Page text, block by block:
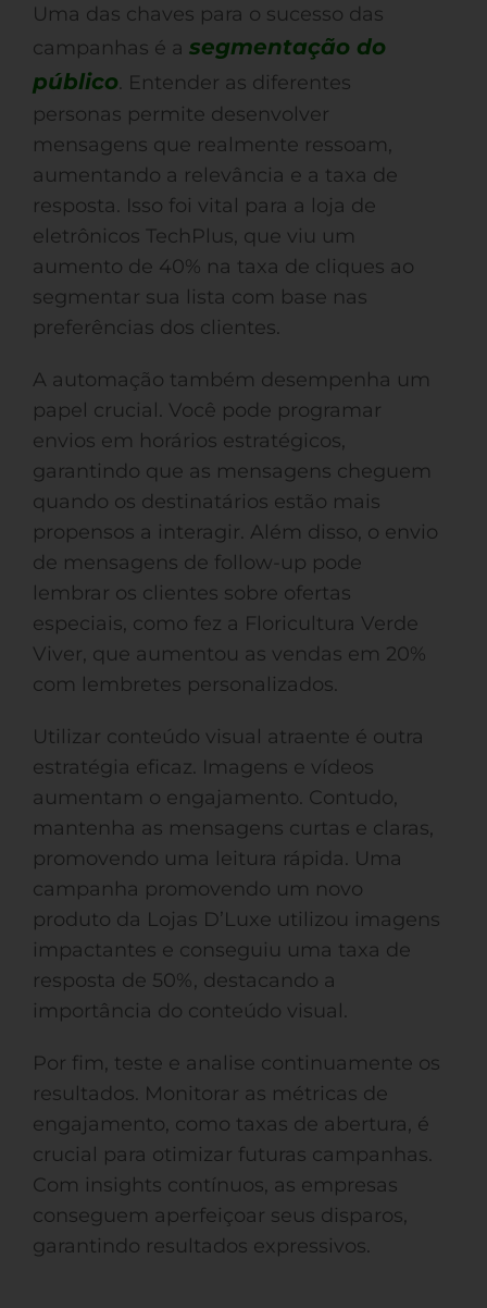
Uma das chaves para o sucesso das
campanhas é a segmentação do
público. Entender as diferentes
personas permite desenvolver
mensagens que realmente ressoam,
aumentando a relevância e a taxa de
resposta. Isso foi vital para a loja de
eletrônicos TechPlus, que viu um
aumento de 40% na taxa de cliques ao
segmentar sua lista com base nas
preferências dos clientes.
A automação também desempenha um
papel crucial. Você pode programar
envios em horários estratégicos,
garantindo que as mensagens cheguem
quando os destinatários estão mais
propensos a interagir. Além disso, o envio
de mensagens de follow-up pode
lembrar os clientes sobre ofertas
especiais, como fez a Floricultura Verde
Viver, que aumentou as vendas em 20%
com lembretes personalizados.
Utilizar conteúdo visual atraente é outra
estratégia eficaz. Imagens e vídeos
aumentam o engajamento. Contudo,
mantenha as mensagens curtas e claras,
promovendo uma leitura rápida. Uma
campanha promovendo um novo
produto da Lojas D’Luxe utilizou imagens
impactantes e conseguiu uma taxa de
resposta de 50%, destacando a
importância do conteúdo visual.
Por fim, teste e analise continuamente os
resultados. Monitorar as métricas de
engajamento, como taxas de abertura, é
crucial para otimizar futuras campanhas.
Com insights contínuos, as empresas
conseguem aperfeiçoar seus disparos,
garantindo resultados expressivos.